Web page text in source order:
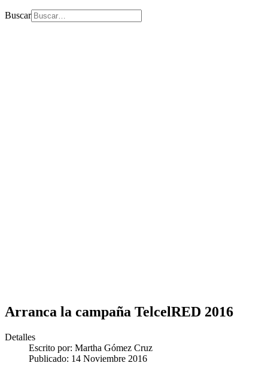
Buscar
Arranca la campaña TelcelRED 2016
Detalles
Escrito por: Martha Gómez Cruz
Publicado: 14 Noviembre 2016